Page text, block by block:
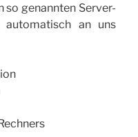
genannten Server-
an uns